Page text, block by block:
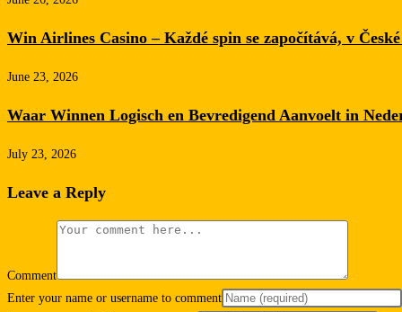
Win Airlines Casino – Každé spin se započítává, v
June 23, 2026
Waar Winnen Logisch en Bevredigend Aanvoelt in
July 23, 2026
Leave a Reply
Comment
Enter your name or username to comment